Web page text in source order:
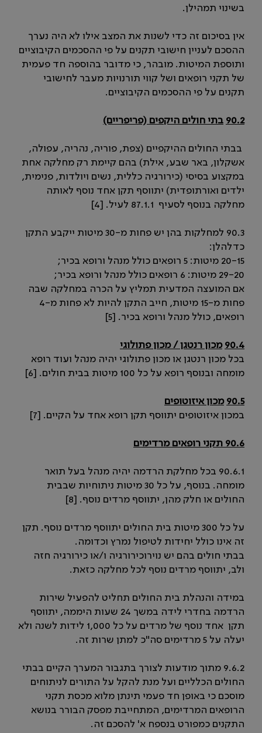
בשינוי תמהילן.
אין בסיכום זה כדי לשנות את המצב אילו לא היה נערך
ההסכם לעניין חישובי תקנים על פי ההסכמים הקיבוציים
ותוספת המיטות. מובהר, כי מדובר בהוספה חד פעמית
של תקני רופאים ושל קווי תורנויות מעבר לחישובי
תקנים על פי ההסכמים הקיבוציים.
90.2 בתי חולים היקפים (פריפריים)
בבתי החולים ההיקפיים (צפת, פוריה, נהריה, עפולה,
אשקלון, באר שבע, אילת) בהם קיימת רק מחלקה אחת
במקצוע בסיסי (כירורגיה כללית, נשים ויולדות, פנימית,
ילדים ואורתופדית) יתווסף תקן אחד נוסף לאותה
מחלקה בנוסף לסעיף 87.1.1 לעיל. [4]
90.3 למחלקות בהן יש פחות מ-30 מיטות ייקבע התקן
כדלהלן:
20-15 מיטות: 5 רופאים כולל מנהל ורופא בכיר;
29-20 מיטות: 6 רופאים כולל מנהל ורופא בכיר;
אם המועצה המדעית תמליץ על הכרה במחלקה שבה
פחות מ-15 מיטות, חייב התקן להיות לא פחות מ-4
רופאים, כולל מנהל ורופא בכיר. [5]
90.4 מכון רנטגן / מכון פתולוגי
בכל מכון רנטגן או מכון פתולוגי יהיה מנהל ועוד רופא
מומחה ובנוסף רופא על כל 100 מיטות בבית חולים. [6]
90.5 מכון איזוטופים
במכון איזוטופים יתווסף תקן רופא אחד על הקיים. [7]
90.6 תקני רופאים מרדימים
90.6.1 בכל מחלקת הרדמה יהיה מנהל בעל תואר
מומחה. בנוסף, על כל 30 מיטות ניתוחיות שבבית
החולים או חלק מהן, יתווסף מרדים נוסף. [8]
על כל 300 מיטות בית החולים יתווסף מרדים נוסף. תקן
זה אינו כולל יחידות לטיפול נמרץ וכדומה.
בבתי חולים בהם יש נוירוכירורגיה ו/או כירורגיה חזה
ולב, יתווסף מרדים נוסף לכל מחלקה כזאת.
במידה והנהלת בית החולים תחליט להפעיל שירות
הרדמה בחדרי לידה במשך 24 שעות היממה, יתווסף
תקן אחד נוסף של מרדים על כל 1,000 לידות לשנה ולא
יעלה על 5 מרדימים סה"כ למתן שרות זה.
9.6.2 מתוך מודעות לצורך בתגבור המערך הקיים בבתי
החולים הכלליים ועל מנת להקל על התורים לניתוחים
מוסכם כי באופן חד פעמי תינתן מלוא מכסת תקני
הרופאים המרדימים, המתחייבת מפסק הבורר בנושא
התקנים כמפורט בנספח א' להסכם זה.